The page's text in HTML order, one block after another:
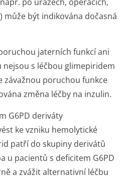
může být indikována dočasná
jaterních funkcí ani
nejsou s léčbou glimepiridem
závažnou poruchou funkce
změna léčby na inzulin.
G6PD deriváty
ke vzniku hemolytické
patří do skupiny derivátů
u pacientů s deficitem G6PD
a zvážit alternativní léčbu